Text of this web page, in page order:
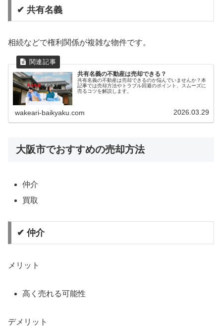
✔ 共有名義
相続などで権利関係が複雑な物件です。
共有名義の不動産は売却できる？
共有名義の不動産は売却できるのか悩んでいませんか？本
記事では売却方法やトラブル回避のポイント、スムーズに
売るコツを解説します。
wakeari-baikyaku.com 2026.03.29
大阪市でおすすめの売却方法
仲介
買取
✔ 仲介
メリット
高く売れる可能性
デメリット